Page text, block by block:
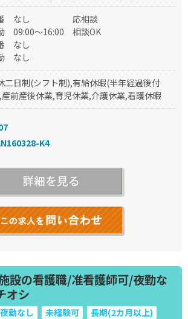
なし
応相談
09:00～16:00
相談OK
なし
なし
二日制(シフト制),有給休暇(半年経過後付
前産後休業,育児休業,介護休業,看護休暇
K4
設の看護職/准看護師可/夜勤な
オシ
夜勤なし 未経験可
長期(2カ月以上)